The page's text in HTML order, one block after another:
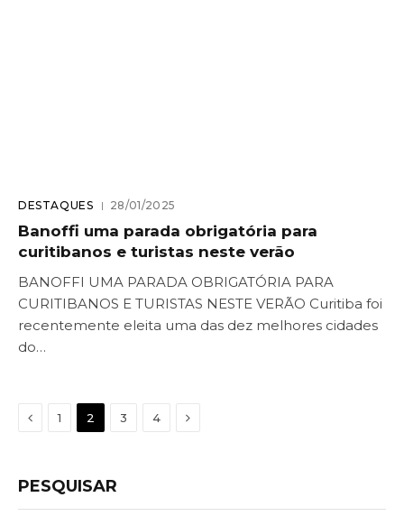
DESTAQUES 28/01/2025
Banoffi uma parada obrigatória para
curitibanos e turistas neste verão
BANOFFI UMA PARADA OBRIGATÓRIA PARA
CURITIBANOS E TURISTAS NESTE VERÃO Curitiba foi
recentemente eleita uma das dez melhores cidades
do…
Previous
1 2 3 4 Next
PESQUISAR